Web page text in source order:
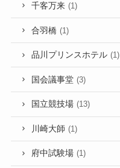
千客万来 (1)
合羽橋 (1)
品川プリンスホテル (1)
国会議事堂 (3)
国立競技場 (13)
川崎大師 (1)
府中試験場 (1)